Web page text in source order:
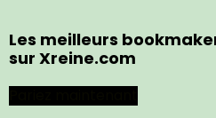
Les meilleurs
sur Xreine.com